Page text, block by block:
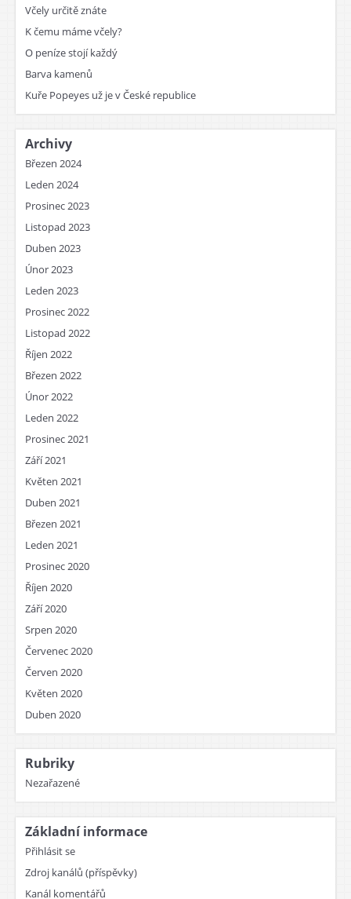
Včely určitě znáte
K čemu máme včely?
O peníze stojí každý
Barva kamenů
Kuře Popeyes už je v České republice
Archivy
Březen 2024
Leden 2024
Prosinec 2023
Listopad 2023
Duben 2023
Únor 2023
Leden 2023
Prosinec 2022
Listopad 2022
Říjen 2022
Březen 2022
Únor 2022
Leden 2022
Prosinec 2021
Září 2021
Květen 2021
Duben 2021
Březen 2021
Leden 2021
Prosinec 2020
Říjen 2020
Září 2020
Srpen 2020
Červenec 2020
Červen 2020
Květen 2020
Duben 2020
Rubriky
Nezařazené
Základní informace
Přihlásit se
Zdroj kanálů (příspěvky)
Kanál komentářů